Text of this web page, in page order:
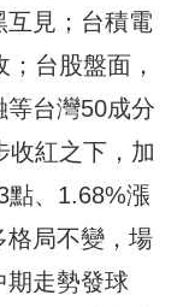
互見；台積電
台股盤面，
台灣50成分
收紅之下，加
點、1.68%漲
格局不變，場
期走勢發球